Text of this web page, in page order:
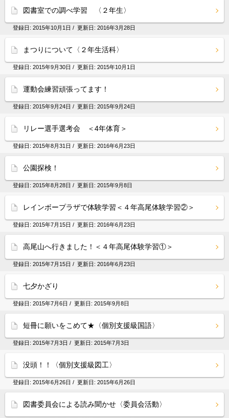
図書室での調べ学習 〈２年生〉
登録日: 2015年10月1日 / 更新日: 2016年3月28日
まつりについて〈２年生活科〉
登録日: 2015年9月30日 / 更新日: 2015年10月1日
運動会練習頑張ってます！
登録日: 2015年9月24日 / 更新日: 2015年9月24日
リレー選手選考会 ＜4年体育＞
登録日: 2015年8月31日 / 更新日: 2016年6月23日
公園探検！
登録日: 2015年8月28日 / 更新日: 2015年9月8日
レインボープラザで体験学習＜４年高尾体験学習②＞
登録日: 2015年7月15日 / 更新日: 2016年6月23日
高尾山へ行きました！＜４年高尾体験学習①＞
登録日: 2015年7月15日 / 更新日: 2016年6月23日
七夕かざり
登録日: 2015年7月6日 / 更新日: 2015年9月8日
短冊に願いをこめて★〈個別支援級国語〉
登録日: 2015年7月3日 / 更新日: 2015年7月3日
没頭！！〈個別支援級図工〉
登録日: 2015年6月26日 / 更新日: 2015年6月26日
図書委員会による読み聞かせ〈委員会活動〉